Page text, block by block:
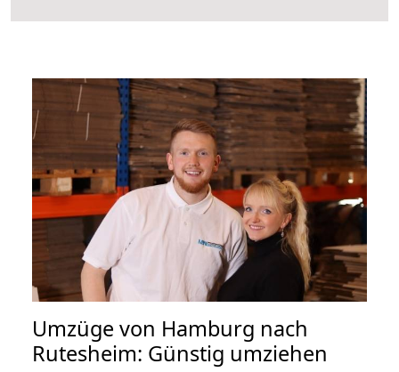
Umzüge von Hamburg nach
Rutesheim: Günstig umziehen